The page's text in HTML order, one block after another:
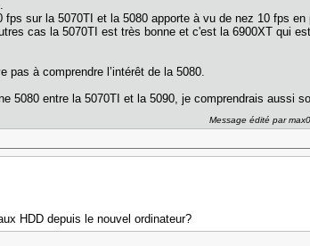
sur la 5070TI et la 5080 apporte à vu de nez 10 fps en
cas la 5070TI est très bonne et c'est la 6900XT qui
pas à comprendre l’intérêt de la 5080.
5080 entre la 5070TI et la 5090, je comprendrais aussi
Message édité par
HDD depuis le nouvel ordinateur?